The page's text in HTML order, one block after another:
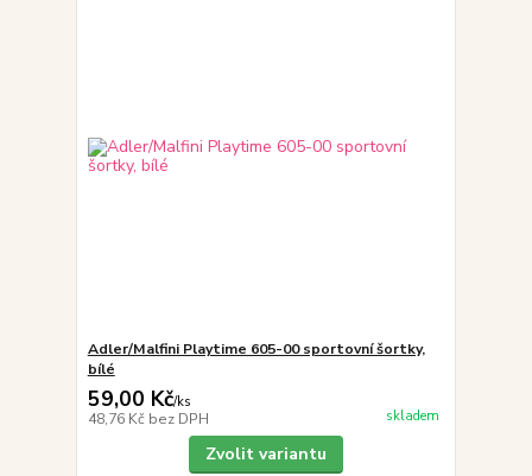
Adler/Malfini Playtime 605-00 sportovní šortky,
bílé
59,00 Kč/ks
48,76 Kč bez DPH skladem
Zvolit variantu